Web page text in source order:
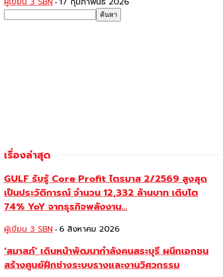
-
เรื่องล่าสุด
GULF รับรู้ Core Profit ไตรมาส 2/2569 สูงสุด
เป็นประวัติการณ์ จำนวน 12,332 ล้านบาท เติบโต
74% YoY จากธุรกิจพลังงาน...
ผู้เขียน 3 SBN - 6 สิงหาคม 2026
‘สมาสภ์’ เดินหน้าพัฒนากำลังคนสระบุรี ผนึกเอกชน
สร้างศูนย์ฝึกช่างระบบรางและงานวิศวกรรม